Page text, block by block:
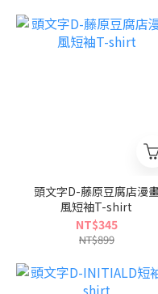
頭文字D-藤原豆腐店漫
風短袖T-shirt
NT$345
NT$899